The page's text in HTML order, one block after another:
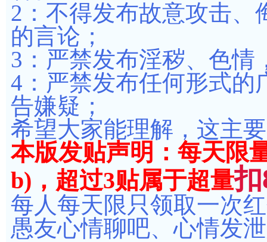
2：不得发布故意攻击、
的言论；
3：严禁发布淫秽、色情
4：严禁发布任何形式的
告嫌疑；
希望大家能理解，这主
本版发贴声明：每天限
b)，超过3贴属于超量
每人每天限只领取一次
愚友心情聊吧、心情发